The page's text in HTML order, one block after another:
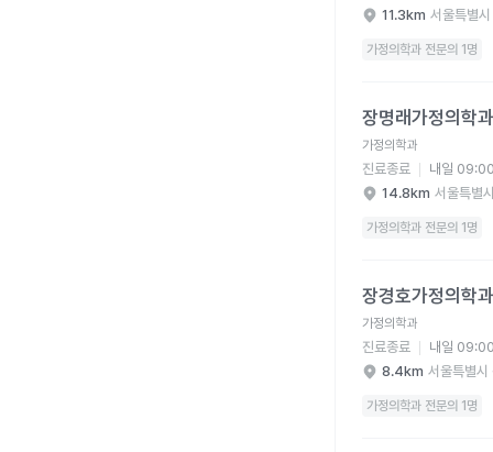
11.3km 서울특별
가정의학과 전문의 1명
장명래가정의학
가정의학과
진료종료
내일
14.8km 서울특별
가정의학과 전문의 1명
장경호가정의학
가정의학과
진료종료
내일
8.4km 서울특별시
가정의학과 전문의 1명